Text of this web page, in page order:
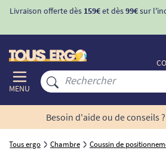
Livraison offerte dès 159€et dès99€sur
MENU
Besoin d'aide ou de conseils ?
Tous ergo Chambre Coussin de